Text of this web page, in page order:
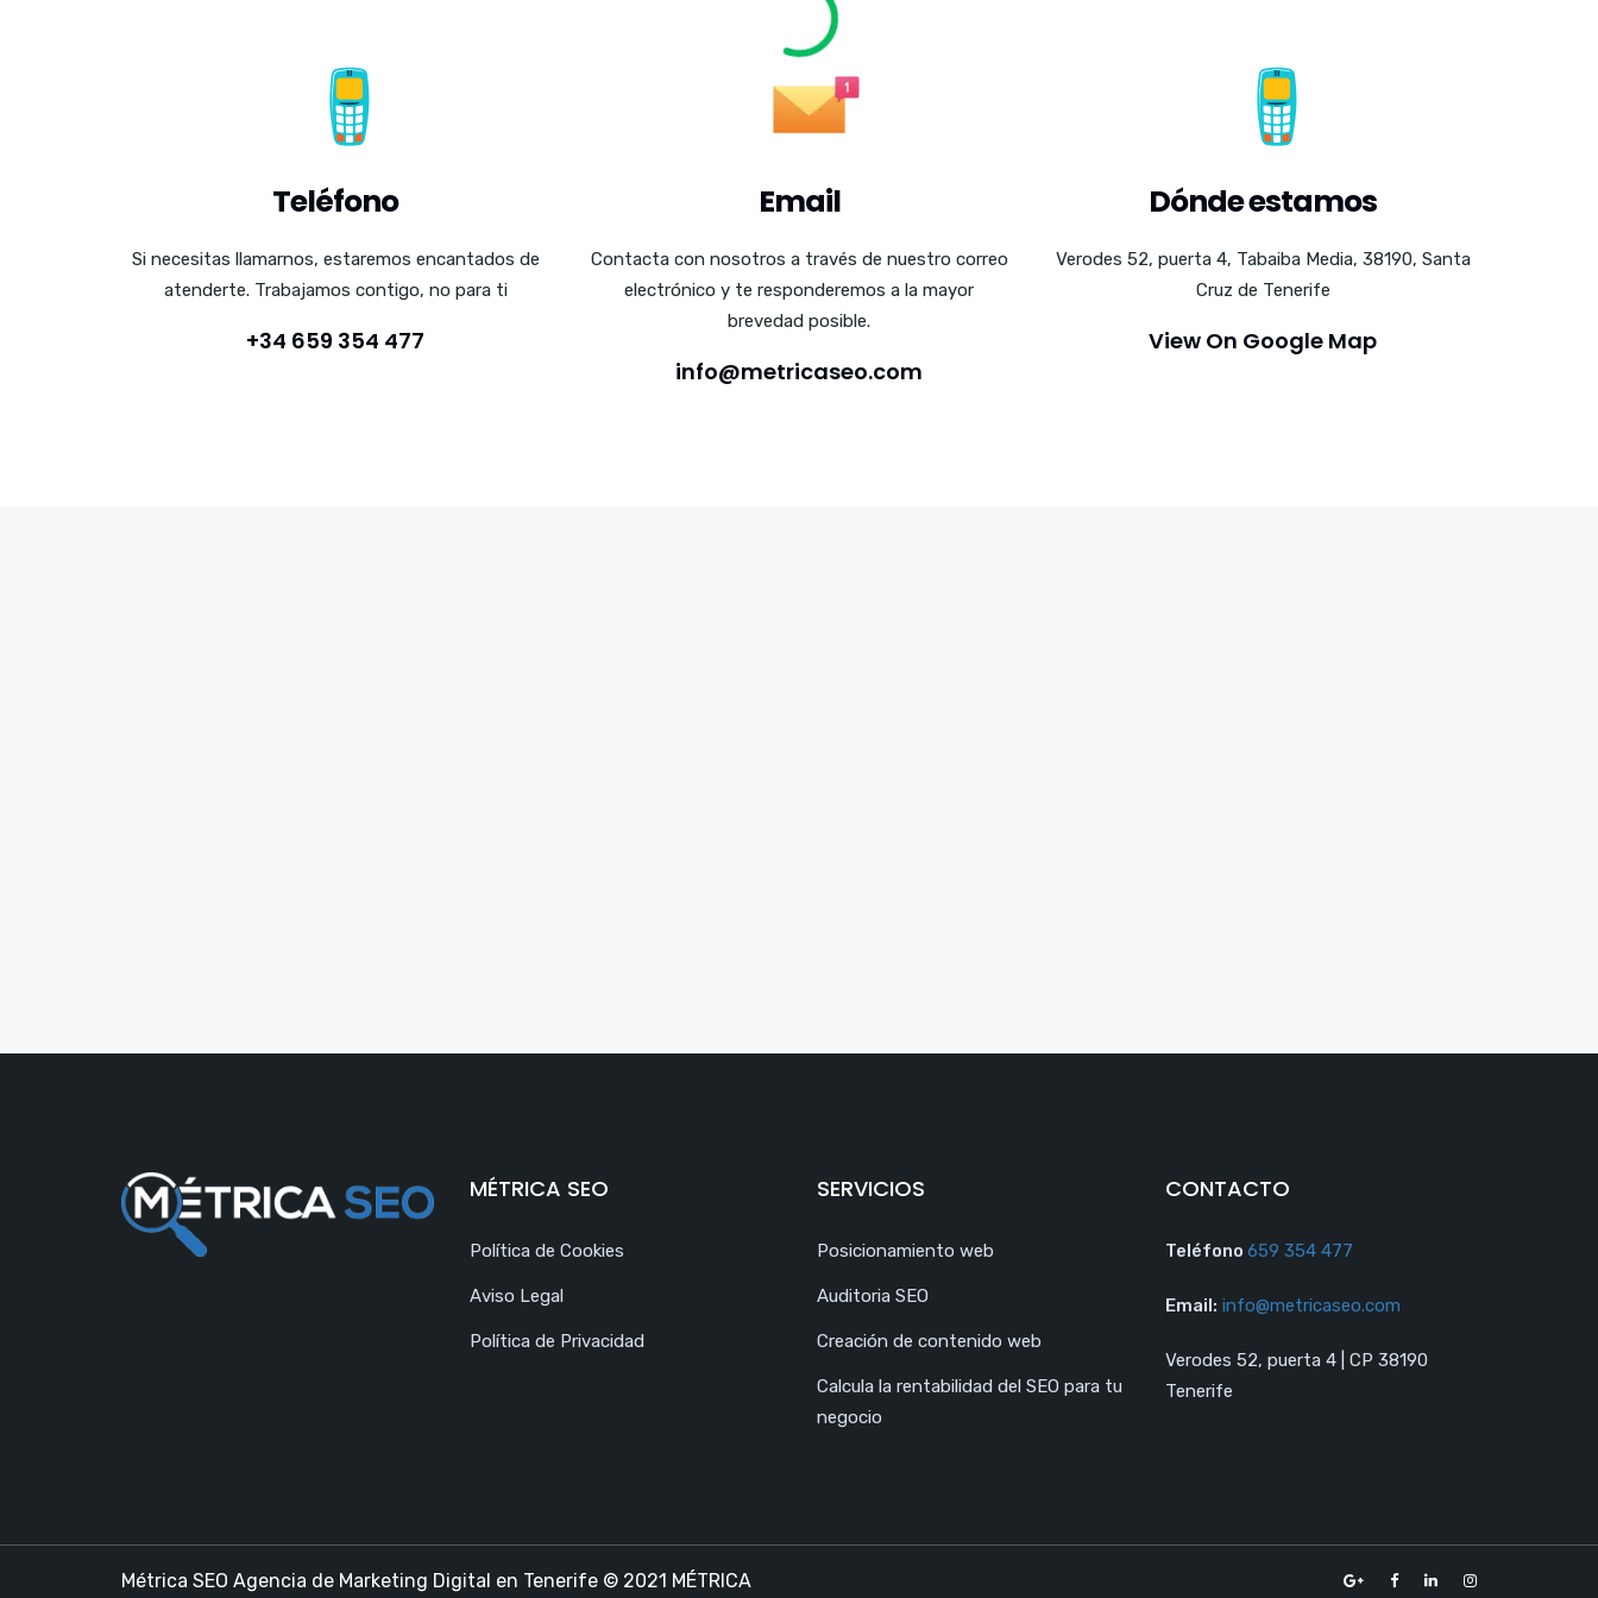
Teléfono
Si necesitas llamarnos, estaremos encantados de
atenderte. Trabajamos contigo, no para ti
+34 659 354 477
Email
Contacta con nosotros a través de nuestro correo
electrónico y te responderemos a la mayor
brevedad posible.
info@metricaseo.com
Dónde estamos
Verodes 52, puerta 4, Tabaiba Media, 38190, Santa
Cruz de Tenerife
View On Google Map
MÉTRICA SEO
Política de Cookies
Aviso Legal
Política de Privacidad
SERVICIOS
Posicionamiento web
Auditoria SEO
Creación de contenido web
Calcula la rentabilidad del SEO para tu
negocio
CONTACTO
Teléfono 659 354 477
Email: info@metricaseo.com
Verodes 52, puerta 4 | CP 38190
Tenerife
Métrica SEO Agencia de Marketing Digital en Tenerife © 2021 MÉTRICA